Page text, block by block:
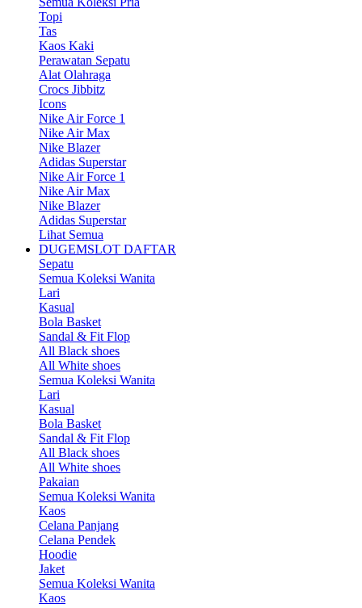
Topi
Tas
Kaos Kaki
Perawatan Sepatu
Alat Olahraga
Crocs Jibbitz
Icons
Nike Air Force 1
Nike Air Max
Nike Blazer
Adidas Superstar
Nike Air Force 1
Nike Air Max
Nike Blazer
Adidas Superstar
Lihat Semua
DUGEMSLOT DAFTAR
Sepatu
Semua Koleksi Wanita
Lari
Kasual
Bola Basket
Sandal & Fit Flop
All Black shoes
All White shoes
Semua Koleksi Wanita
Lari
Kasual
Bola Basket
Sandal & Fit Flop
All Black shoes
All White shoes
Pakaian
Semua Koleksi Wanita
Kaos
Celana Panjang
Celana Pendek
Hoodie
Jaket
Semua Koleksi Wanita
Kaos